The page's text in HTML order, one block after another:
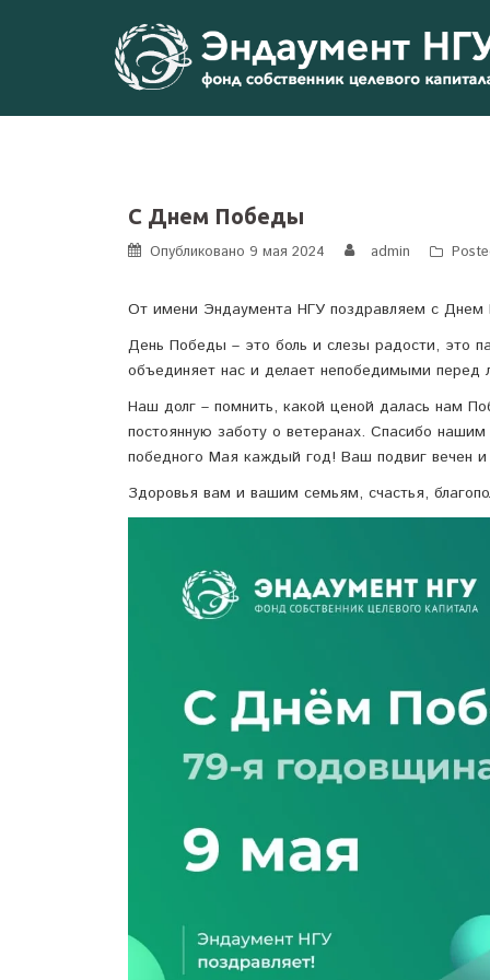
С Днем Победы
Опубликовано 9 мая 2024 admin
От имени Эндаумента НГУ поздравляем с Днем
День Победы – это боль и слезы радости, это
объединяет нас и делает непобедимыми перед
Наш долг – помнить, какой ценой далась нам
постоянную заботу о ветеранах. Спасибо
победного Мая каждый год! Ваш подвиг вечен
Здоровья вам и вашим семьям, счастья,